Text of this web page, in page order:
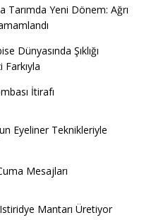
Tarımda Yeni Dönem: Ağrı
Dünyasında Şıklığı
İtirafı
Eyeliner Teknikleriyle
Mesajları
Mantarı Üretiyor